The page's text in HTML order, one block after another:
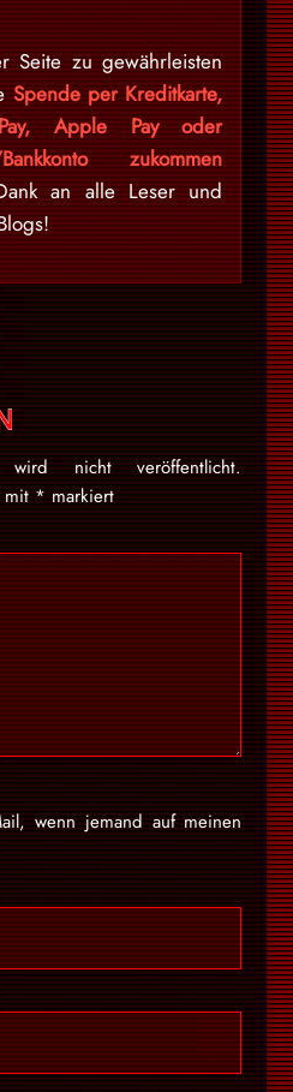
Seite zu gewährleisten
Spende per Kreditkarte,
Apple Pay oder
Bankkonto zukommen
an alle Leser und
wird nicht veröffentlicht.
mit*markiert
wenn jemand auf meinen